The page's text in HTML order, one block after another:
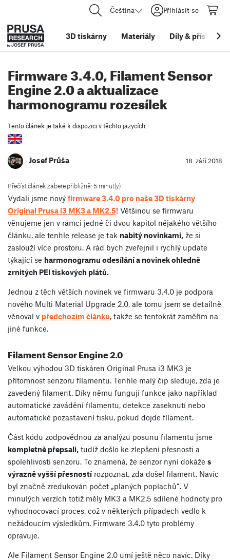
Čeština Přihlásit se
3D tiskárny Materiály Díly&
Firmware 3.4.0, Filament Sensor
Engine 2.0 a aktualizace
harmonogramu rozesílek
Tento článek je také k dispozici v těchto jazycích:
Josef Průša 18. září 2018
Přečíst článek zabere přibližně: 5 minut(y)
Vydali jsme nový firmware 3.4.0 pro naše 3D tiskárny
Original Prusa i3 MK3 a MK2.5! Většinou se firmwaru
věnujeme jen v rámci jedné či dvou kapitol nějakého většího
článku, ale tenhle release je tak nabitý novinkami, že si
zaslouží více prostoru. A rád bych zveřejnil i rychlý update
týkající se harmonogramu odesílání a novinek ohledně
zrnitých PEI tiskových plátů.
Jednou z těch větších novinek ve firmwaru 3.4.0 je podpora
nového Multi Material Upgrade 2.0, ale tomu jsem se detailně
věnoval v předchozím článku, takže se tentokrát zaměřím na
jiné funkce.
Filament Sensor Engine 2.0
Velkou výhodou 3D tiskáren Original Prusa i3 MK3 je
přítomnost senzoru filamentu. Tenhle malý čip sleduje, zda je
zavedený filament. Díky němu fungují funkce jako například
automatické zavádění filamentu, detekce zaseknutí nebo
automatické pozastavení tisku, pokud dojde filament.
Část kódu zodpovědnou za analýzu posunu filamentu jsme
kompletně přepsali, tudíž došlo ke zlepšení přesnosti a
spolehlivosti senzoru. To znamená, že senzor nyní dokáže s
výrazně vyšší přesností rozpoznat, zda došel filament. Navíc
byl značně zredukován počet „planých poplachů”. V
minulých verzích totiž měly MK3 a MK2.5 sdílené hodnoty pro
vyhodnocovací proces, což v některých případech vedlo k
nežádoucím výsledkům. Firmware 3.4.0 tyto problémy
opravuje.
Ale Filament Sensor Engine 2.0 umí ještě něco navíc. Díky